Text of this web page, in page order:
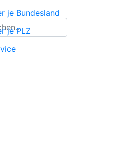
je Bundesland
je PLZ